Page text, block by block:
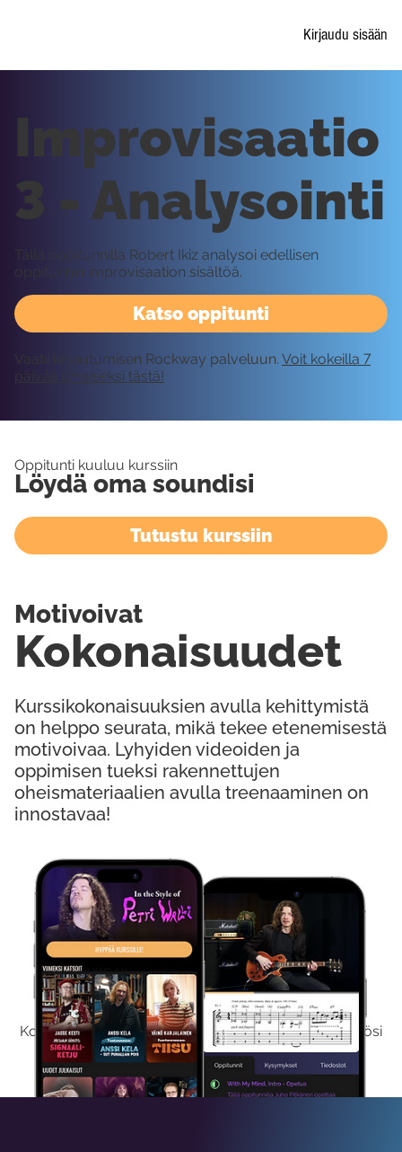
Kirjaudu sisään
Kokeile Ilmaiseksi
Kokeilemalla ilmaiseksi saat koko sisältömme käyttöösi
viikon ajaksi.
Katso oppitunti
Improvisaatio
3 - Analysointi
Tällä oppitunnilla Robert Ikiz analysoi edellisen
oppitunnin improvisaation sisältöä.
Vaatii kirjautumisen Rockway palveluun. Voit kokeilla 7
päivää ilmaiseksi tästä!
Oppitunti kuuluu kurssiin
Löydä oma soundisi
Tutustu kurssiin
Kurssikokonaisuuksien avulla kehittymistä
on helppo seurata, mikä tekee etenemisestä
motivoivaa. Lyhyiden videoiden ja
oppimisen tueksi rakennettujen
oheismateriaalien avulla treenaaminen on
innostavaa!
Kokonaisuudet
Motivoivat